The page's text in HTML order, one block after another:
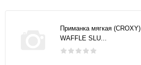
Приманка мягкая (CROXY)
WAFFLE SLU...